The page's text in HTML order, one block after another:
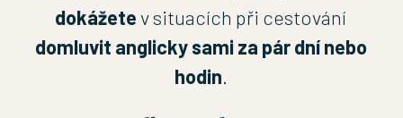
dokážetev situacích při cestování
domluvit anglicky sami za pár dní nebo
hodin